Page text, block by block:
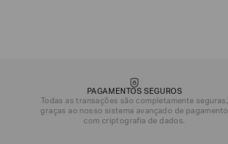
PAGAMENTOS SEGUROS
Todas as transações são completamente seguras,
graças ao nosso sistema avançado de pagamento
com criptografia de dados.
DATA DE NASCIMENTO*